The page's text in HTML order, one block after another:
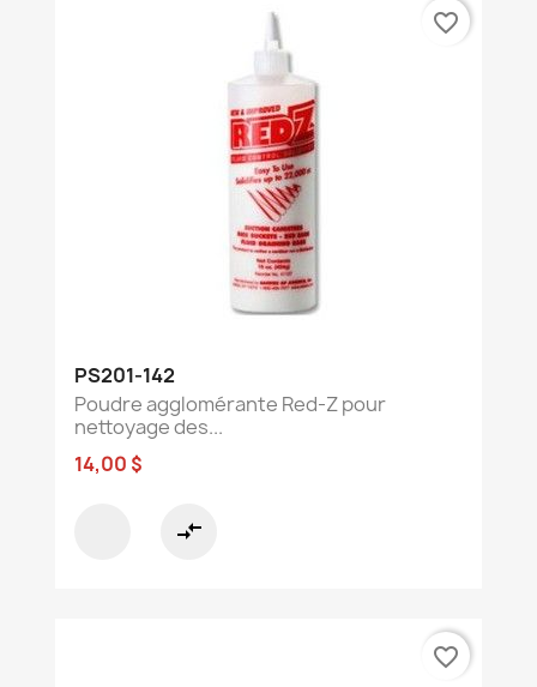
PS201-142
Poudre agglomérante Red-Z pour
nettoyage des...
14,00 $
compare_arrows
favorite_border
favorite_border